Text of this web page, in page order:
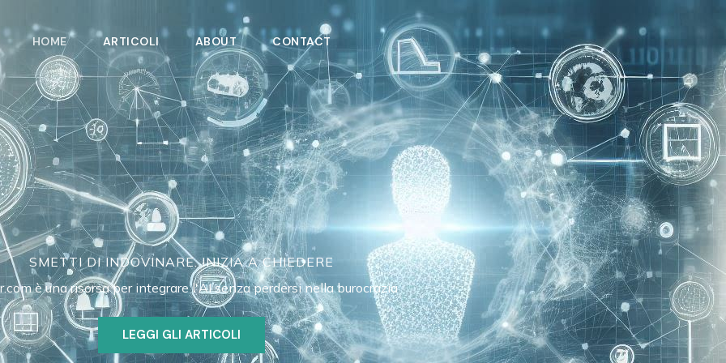
HOME ARTICOLI ABOUT CONTACT
SMETTI DI INDOVINARE. INIZIA A CHIEDERE
è una risorsa per integrare l'AI senza perdersi nella burocrazia
LEGGI GLI ARTICOLI